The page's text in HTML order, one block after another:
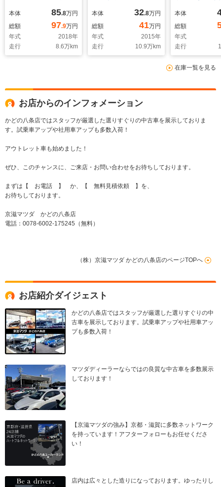
ル シートヒーター
車線逸脱警告 レーン
キープアシスト
ALH BSM ドラレ
コ
本体 85.8万円
総額
97.9万円
年式
2018年
走行
8.6万km
本体 32.8万円
総額
41万円
年式
2015年
走行
10.9万km
BSM 車線逸
告 オートク
ETC
本体
総額
年式
走行
在庫一覧を見る
お店からのインフォメーション
かどの八条店ではスタッフが厳選した選りすぐりの中古車を展示しておりま
す。試乗車アップや社用車アップも多数入荷！
アウトレット車も始めました！
ぜひ、このチャンスに、ご来店・お問い合わせをお待ちしております。
まずは【 お電話 】 か、【 無料見積依頼 】を、
お待ちしております。
京滋マツダ かどの八条店
電話：0078-6002-175245（無料）
（株）京滋マツダ かどの八条店のページTOPへ
お店紹介ダイジェスト
かどの八条店ではスタッフが厳選した選りすぐりの中
古車を展示しております。試乗車アップや社用車アッ
プも多数入荷！
マツダディーラーならではの良質な中古車を多数展示
しております！
【京滋マツダの強み】京都・滋賀に多数ネットワーク
を持っています！アフターフォローもお任せくださ
い！
店内は広々とした造りになっております。ゆったりし